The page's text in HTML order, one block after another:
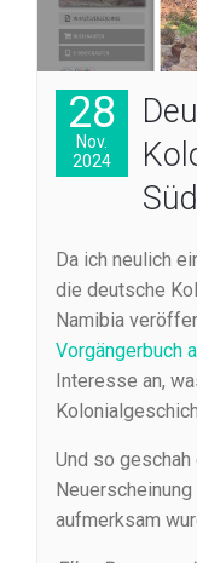
28
Nov.
2024
Da ich neulich
die deutsche
Namibia
Vorgängerbuch
Interesse an,
Und so
aufmerksam